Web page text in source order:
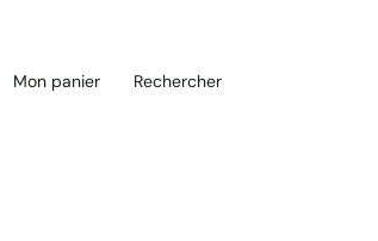
Mon panier Rechercher